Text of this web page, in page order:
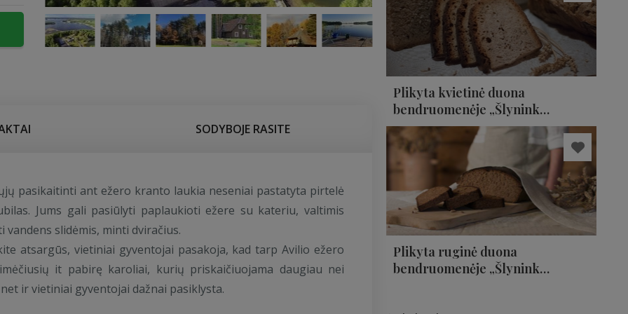
SODYBOJE RASITE
pasikaitinti ant ežero kranto laukia neseniai pastatyta pirtelė
Jums gali pasiūlyti paplaukioti ežere su kateriu, valtimis
vandens slidėmis, minti dviračius.
atsargūs, vietiniai gyventojai pasakoja, kad tarp Avilio ežero
it pabirę karoliai, kurių priskaičiuojama daugiau nei
ir vietiniai gyventojai dažnai pasiklysta.
Plikyta kvietinė duona
bendruomenėje „Šlyninkos
vandens malūnas“​​​​​​​
Plikyta ruginė duona
bendruomenėje „Šlyninkos